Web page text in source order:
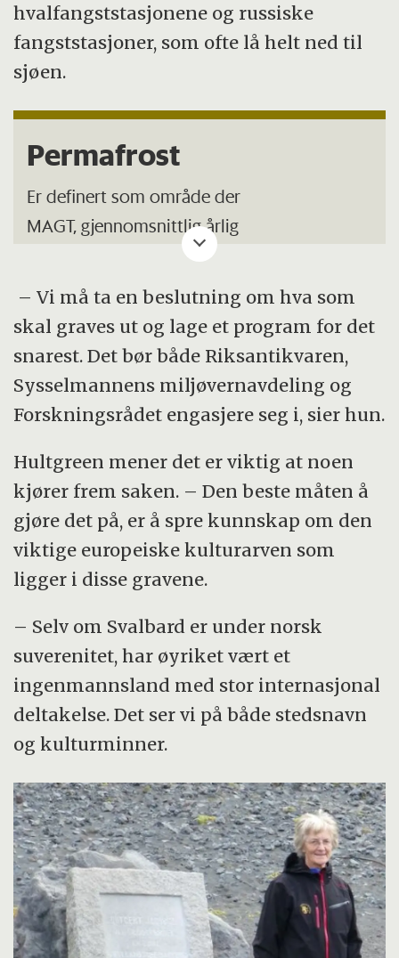
hvalfangststasjonene og russiske
fangststasjoner, som ofte lå helt ned til
sjøen.
Permafrost
Er definert som område der
MAGT, gjennomsnittlig årlig
bakketemperatur (mean annual ground
temperature), ligger
under trykksmeltepunktet i minst to år på
rad. Dette tilsvarer som oftest områder der
MAAT, gjennomsnittlig årlig
lufttemperatur (mean annual air
temperature), er −2°C eller kaldere.
I Norge er det typisk permafrost i høyfjellet
og påSvalbard.
På den nordlige halvkule består omkring 25
prosent av landområdene av permafrost
(23 000 000 km²). På den sørlige halvkule er
det derimot kun 174 000 km². Vi finner også
permafrost på større fjell i hele verden som
f.eks. Mount
Kenya, Kilimanjaro, Ruwenzori og
på høyslettene i Tibet. Videre er
mesteparten av det
nordlige Alaska, Sibir og Canada dekket av
permafrost.
Kilde: Wikipedia, Meterologisk institutt
– Vi må ta en beslutning om hva som
skal graves ut og lage et program for det
snarest. Det bør både Riksantikvaren,
Sysselmannens miljøvernavdeling og
Forskningsrådet engasjere seg i, sier hun.
Hultgreen mener det er viktig at noen
kjører frem saken. – Den beste måten å
gjøre det på, er å spre kunnskap om den
viktige europeiske kulturarven som
ligger i disse gravene.
– Selv om Svalbard er under norsk
suverenitet, har øyriket vært et
ingenmannsland med stor internasjonal
deltakelse. Det ser vi på både stedsnavn
og kulturminner.